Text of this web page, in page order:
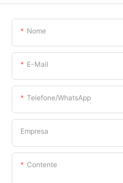
Nome
E-Mail
Telefone/WhatsApp
Empresa
Contente